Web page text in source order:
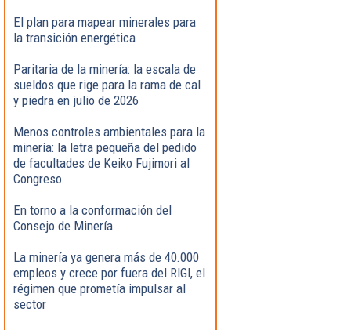
El plan para mapear minerales para
la transición energética
Paritaria de la minería: la escala de
sueldos que rige para la rama de cal
y piedra en julio de 2026
Menos controles ambientales para la
minería: la letra pequeña del pedido
de facultades de Keiko Fujimori al
Congreso
En torno a la conformación del
Consejo de Minería
La minería ya genera más de 40.000
empleos y crece por fuera del RIGI, el
régimen que prometía impulsar al
sector